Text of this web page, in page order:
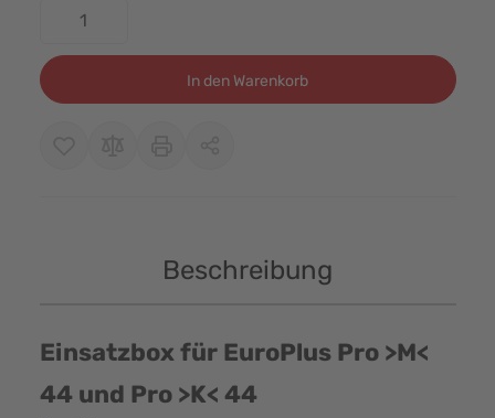
In den Warenkorb
Beschreibung
Einsatzbox für EuroPlus Pro >M<
44 und Pro >K< 44